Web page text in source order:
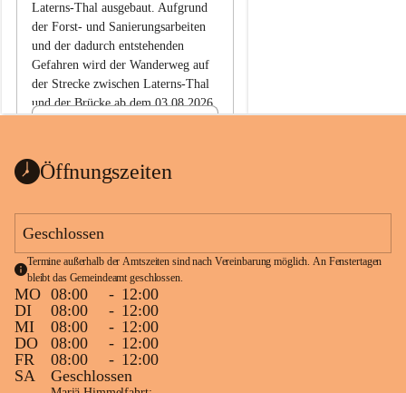
Laterns-Thal ausgebaut. Aufgrund
der Forst- und Sanierungsarbeiten
und der dadurch entstehenden
Gefahren wird der Wanderweg auf
der Strecke zwischen Laterns-Thal
und der Brücke ab dem 03.08.2026
ht
1 Seite•0,1 MB
Öffnungszeiten
Geschlossen
Termine außerhalb der Amtszeiten sind nach Vereinbarung möglich. An Fenstertagen
bleibt das Gemeindeamt geschlossen.
MO 08:00 - 12:00
DI
08:00 - 12:00
MI
08:00 - 12:00
DO
08:00 - 12:00
FR
08:00 - 12:00
SA
Geschlossen